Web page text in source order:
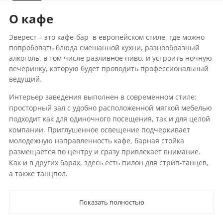
О кафе
Эверест – это кафе-бар в европейском стиле, где можно
попробовать блюда смешанной кухни, разнообразный
алкоголь, в том числе разливное пиво, и устроить ночную
вечеринку, которую будет проводить профессиональный
ведущий.
Интерьер заведения выполнен в современном стиле:
просторный зал с удобно расположенной мягкой мебелью
подходит как для одиночного посещения, так и для целой
компании. Приглушенное освещение подчеркивает
молодежную направленность кафе, барная стойка
размещается по центру и сразу привлекает внимание.
Как и в других барах, здесь есть пилон для стрип-танцев,
а также танцпол.
Показать полностью